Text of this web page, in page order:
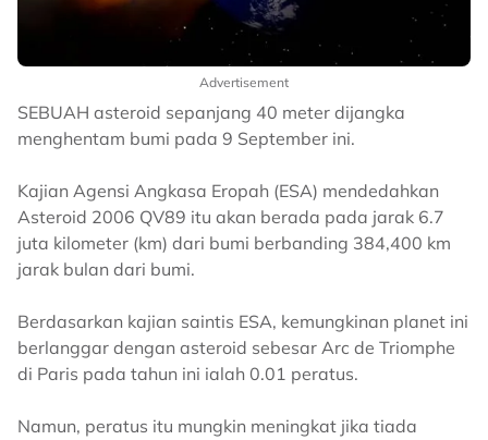
Advertisement
SEBUAH asteroid sepanjang 40 meter dijangka
menghentam bumi pada 9 September ini.
Kajian Agensi Angkasa Eropah (ESA) mendedahkan
Asteroid 2006 QV89 itu akan berada pada jarak 6.7
juta kilometer (km) dari bumi berbanding 384,400 km
jarak bulan dari bumi.
Berdasarkan kajian saintis ESA, kemungkinan planet ini
berlanggar dengan asteroid sebesar Arc de Triomphe
di Paris pada tahun ini ialah 0.01 peratus.
Namun, peratus itu mungkin meningkat jika tiada